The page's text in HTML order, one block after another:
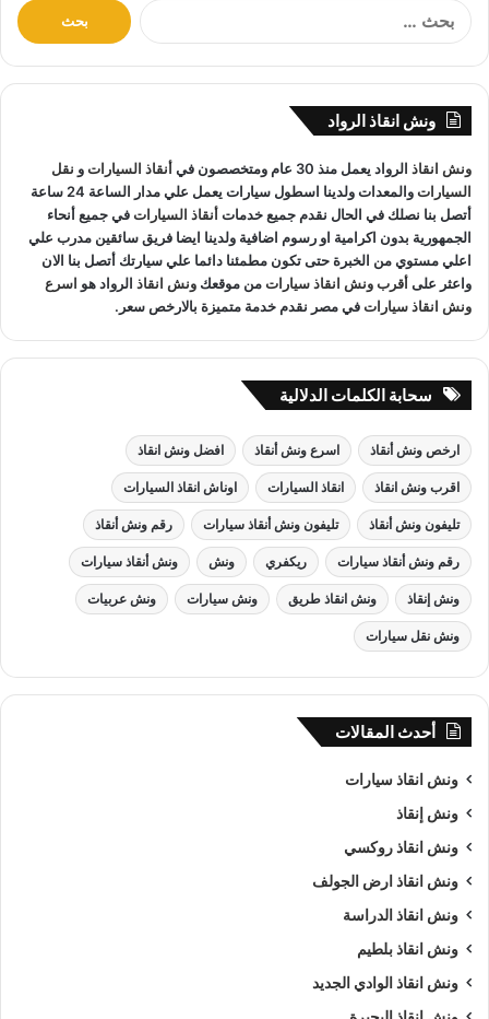
على مدار 24 ساعة طوال أيام
الأسبوع.
جميع سائقيأوناش الانقاذ
المعدات والتقنيات ورفع السيارات.
ونش انقاذ دار السلام لدينا فريق خدمة عملاء يعمل علي مدار الساعة
و فريق سائقين و وناشين قادرين على التعامل مع كافة مواقف
سيارتكسحب سيارات أو رفع سيارات أو إنقاذ سيارات
اذا كان عطل
خدمةانقاذ السياراتسهل على عملائنا.
ونش انقاذ , ونش انقاذ سيارات
ونش انقاذ سيارات
من اهم اسباب نجاح شركة الرواد لـرفع و
:
ونش انقاذ الرواد
ونش انقاذ الرواد يعمل منذ 30 عام ومتخصصون في أنقاذ السياراتو نقل
السيارات
والمعدات ولدينا اسطول سيارات يعمل علي مدار الساعة 24 ساعة
أتصل بنا نصلك في الحال نقدم جميع خدماتأنقاذ السياراتفي جميع أنحاء
الجمهورية بدون اكرامية او رسوم اضافية ولدينا ايضا فريق سائقين مدرب علي
اعلي مستوي من الخبرة حتى تكون مطمئنا دائما علي سيارتك أتصل بنا الان
واعثر علىأقرب ونش انقاذ سياراتمن موقعك ونش انقاذ الرواد هو اسرع
ونش انقاذ سياراتفي مصر نقدم خدمة متميزة بالارخص سعر.
سحابة الكلمات الدلالية
ارخص ونش أنقاذ اسرع ونش أنقاذ افضل ونش انقاذ
اقرب ونش انقاذ انقاذ السيارات اوناش انقاذ السيارات
تليفون ونش أنقاذ تليفون ونش أنقاذ سيارات رقم ونش أنقاذ
رقم ونش أنقاذ سيارات ريكفري ونش ونش أنقاذ سيارات
ونش إنقاذ ونش انقاذ طريق ونش سيارات ونش عربيات
ونش نقل سيارات
أحدث المقالات
ونش انقاذ سيارات
ونش إنقاذ
ونش انقاذ روكسي
ونش انقاذ ارض الجولف
ونش انقاذ الدراسة
ونش انقاذ بلطيم
ونش انقاذ الوادي الجديد